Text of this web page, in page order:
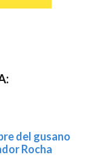
del gusano
Rocha